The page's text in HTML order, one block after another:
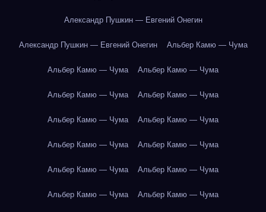
Александр Пушкин — Евгений Онегин
Александр Пушкин — Евгений Онегин Альбер Камю — Чума
Альбер Камю — Чума Альбер Камю — Чума
Альбер Камю — Чума Альбер Камю — Чума
Альбер Камю — Чума Альбер Камю — Чума
Альбер Камю — Чума Альбер Камю — Чума
Альбер Камю — Чума Альбер Камю — Чума
Альбер Камю — Чума Альбер Камю — Чума